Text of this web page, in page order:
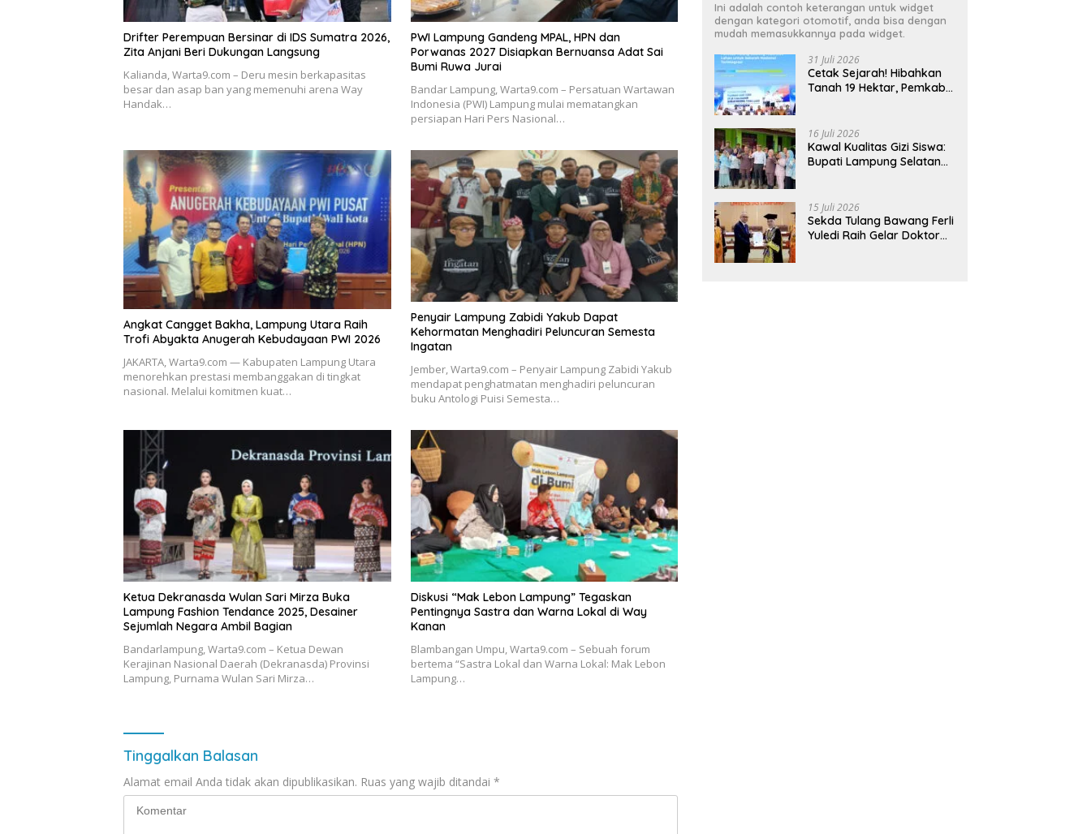
Drifter Perempuan Bersinar di IDS Sumatra 2026,
Zita Anjani Beri Dukungan Langsung
Kalianda, Warta9.com – Deru mesin berkapasitas
besar dan asap ban yang memenuhi arena Way
Handak…
PWI Lampung Gandeng MPAL, HPN dan
Porwanas 2027 Disiapkan Bernuansa Adat Sai
Bumi Ruwa Jurai
Bandar Lampung, Warta9.com – Persatuan Wartawan
Indonesia (PWI) Lampung mulai mematangkan
persiapan Hari Pers Nasional…
Angkat Cangget Bakha, Lampung Utara Raih
Trofi Abyakta Anugerah Kebudayaan PWI 2026
JAKARTA, Warta9.com — Kabupaten Lampung Utara
menorehkan prestasi membanggakan di tingkat
nasional. Melalui komitmen kuat…
Penyair Lampung Zabidi Yakub Dapat
Kehormatan Menghadiri Peluncuran Semesta
Ingatan
Jember, Warta9.com – Penyair Lampung Zabidi Yakub
mendapat penghatmatan menghadiri peluncuran
buku Antologi Puisi Semesta…
Ketua Dekranasda Wulan Sari Mirza Buka
Lampung Fashion Tendance 2025, Desainer
Sejumlah Negara Ambil Bagian
Bandarlampung, Warta9.com – Ketua Dewan
Kerajinan Nasional Daerah (Dekranasda) Provinsi
Lampung, Purnama Wulan Sari Mirza…
Diskusi “Mak Lebon Lampung” Tegaskan
Pentingnya Sastra dan Warna Lokal di Way
Kanan
Blambangan Umpu, Warta9.com – Sebuah forum
bertema “Sastra Lokal dan Warna Lokal: Mak Lebon
Lampung…
Tinggalkan Balasan
Alamat email Anda tidak akan dipublikasikan. Ruas yang wajib ditandai *
Ini adalah contoh keterangan untuk widget
dengan kategori otomotif, anda bisa dengan
mudah memasukkannya pada widget.
31 Juli 2026
Cetak Sejarah! Hibahkan
Tanah 19 Hektar, Pemkab
Terintegrasi Pertama di
Lampung
16 Juli 2026
Kawal Kualitas Gizi Siswa:
Bupati Lampung Selatan
Bergizi Gratis di Natar
15 Juli 2026
Sekda Tulang Bawang Ferli
Yuledi Raih Gelar Doktor